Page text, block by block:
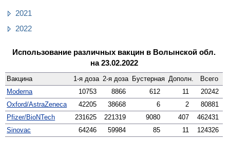
2021
2022
Использование различных вакцин в Волынской обл.
на 23.02.2022
Вакцина 1-я доза 2-я доза Бустерная Дополн.
Всего
Moderna
10753 8866 612 11
20242
Oxford/AstraZeneca
42205 38668 6 2
80881
Pfizer/BioNTech
231625 221319 9080 407
462431
Sinovac
64246 59984 85 11 124326